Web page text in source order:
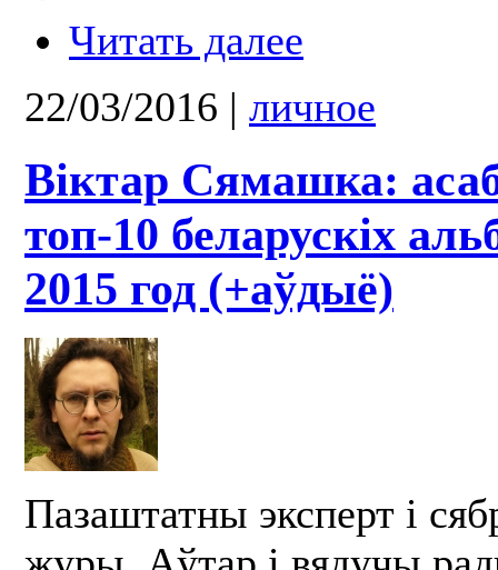
Читать далее
22/03/2016 | личное
Віктар Сямашка:
топ-10 беларускіх
2015 год (+аўдыё)
Пазаштатны эксперт і